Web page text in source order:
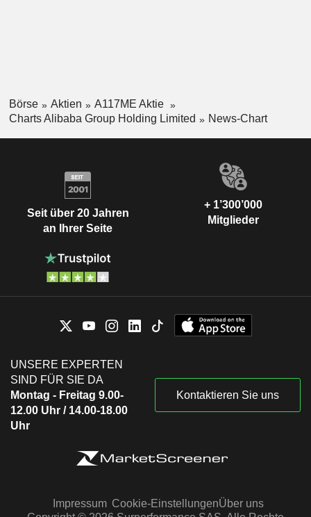
Börse Aktien
A117ME Aktie
Charts Alibaba Group Holding Limited
News-Chart
Seit über 20 Jahren
an Ihrer Seite
+ 1’300’000
Mitglieder
UNSERE EXPERTEN
SIND FÜR SIE DA
Montag - Freitag 9.00-
12.00 Uhr / 14.00-18.00
Uhr
Kontaktieren Sie uns
Impressum Cookie-EinstellungenÜber uns